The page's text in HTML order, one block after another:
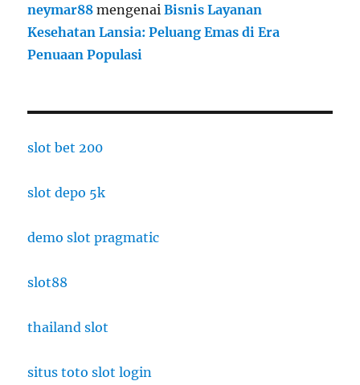
neymar88 mengenaiBisnis Layanan
Kesehatan Lansia: Peluang Emas di Era
Penuaan Populasi
slot bet 200
slot depo 5k
demo slot pragmatic
slot88
thailand slot
situs toto slot login